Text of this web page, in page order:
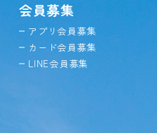
会員募集
アプリ会員募集
カード会員募集
LINE会員募集